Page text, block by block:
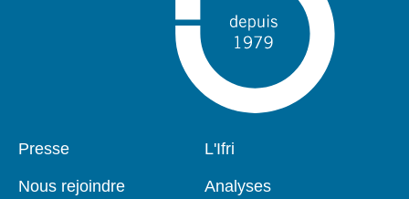
Pied
Presse
Nous rejoindre
Navigation
L'Ifri
Analyses